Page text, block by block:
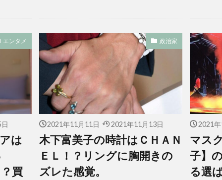
エンタメ
は
買
政治家
2021年11月11日 2021年11月13日
木下富美子の時計はＣＨＡＮ
ＥＬ！？リングに胸開きの
ズレた感覚。
2021
マス
子】
る選